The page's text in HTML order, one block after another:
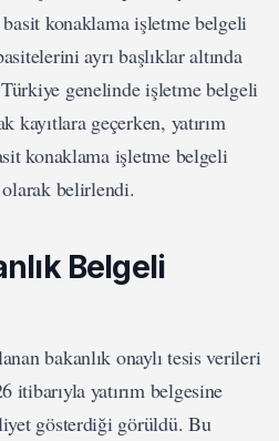
konaklama işletme belgeli
ayrı başlıklar altında
genelinde işletme belgeli
kayıtlara geçerken, yatırım
konaklama işletme belgeli
olarak belirlendi.
Belgeli
bakanlık onaylı tesis verileri
itibarıyla yatırım belgesine
gösterdiği görüldü. Bu